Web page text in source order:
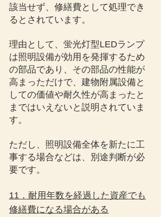
該当せず、修繕費として処理でき
るとされています。
理由として、蛍光灯型LEDランプ
は照明設備が効用を発揮するため
の部品であり、その部品の性能が
高まっただけで、建物附属設備と
しての価値や耐久性が高まったと
まではいえないと説明されていま
す。
ただし、照明設備全体を新たに工
事する場合などは、別途判断が必
要です。
11．耐用年数を経過した資産でも
修繕費になる場合がある